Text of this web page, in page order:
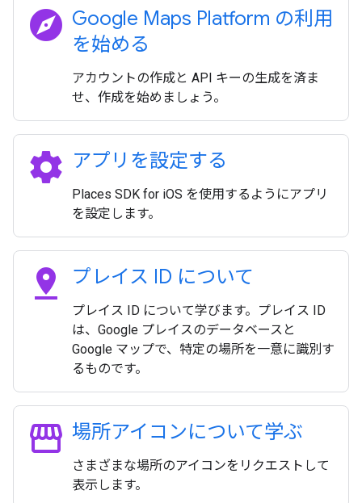
explore Google Maps Platform の利用
を始める
アカウントの作成と API キーの生成を済ま
せ、作成を始めましょう。
settings アプリを設定する
Places SDK for iOS を使用するようにアプリ
を設定します。
pin_drop プレイス ID について
プレイス ID について学びます。プレイス ID
は、Google プレイスのデータベースと
Google マップで、特定の場所を一意に識別す
るものです。
storefront 場所アイコンについて学ぶ
さまざまな場所のアイコンをリクエストして
表示します。